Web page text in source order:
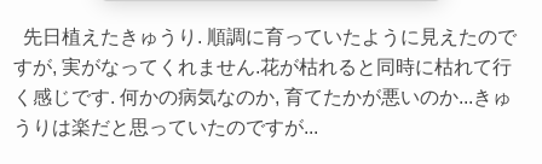
先日植えたきゅうり. 順調に育っていたように見えたので
すが, 実がなってくれません.花が枯れると同時に枯れて行
く感じです. 何かの病気なのか, 育てたかが悪いのか...きゅ
うりは楽だと思っていたのですが...